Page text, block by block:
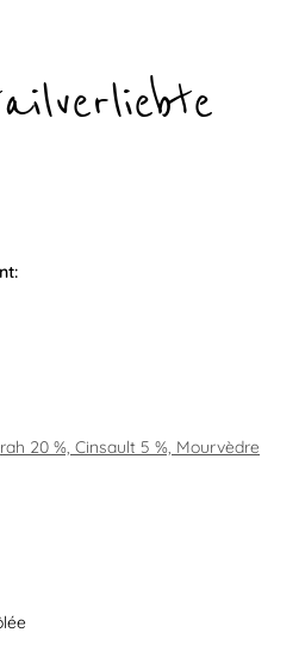
20 %, Cinsault 5 %, Mourvèdre